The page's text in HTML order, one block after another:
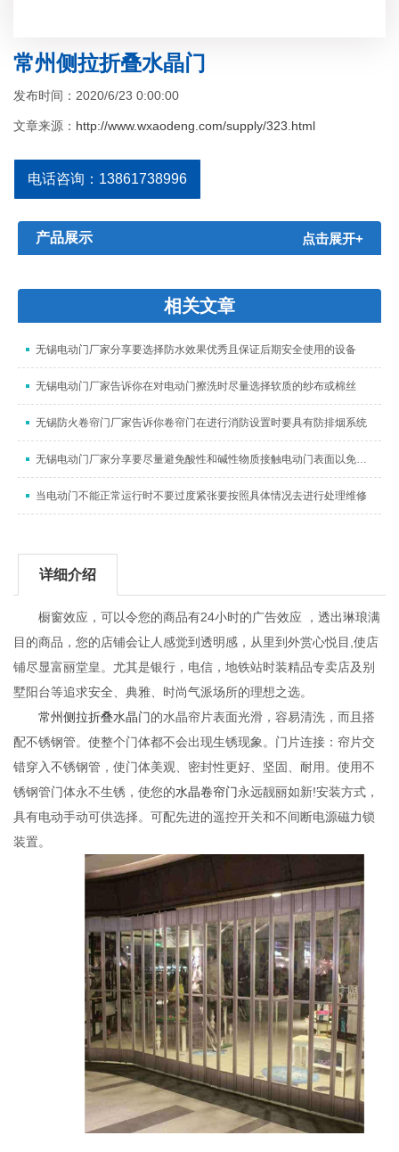
常州侧拉折叠水晶门
发布时间：2020/6/23 0:00:00
文章来源： http://www.wxaodeng.com/supply/323.html
电话咨询：13861738996
产品展示 点击展开+
相关文章
无锡电动门厂家分享要选择防水效果优秀且保证后期安全使用的设备
无锡电动门厂家告诉你在对电动门擦洗时尽量选择软质的纱布或棉丝
无锡防火卷帘门厂家告诉你卷帘门在进行消防设置时要具有防排烟系统
无锡电动门厂家分享要尽量避免酸性和碱性物质接触电动门表面以免造成腐蚀
当电动门不能正常运行时不要过度紧张要按照具体情况去进行处理维修
详细介绍
橱窗效应，可以令您的商品有24小时的广告效应 ，透出琳琅满
目的商品，您的店铺会让人感觉到透明感，从里到外赏心悦目,使店
铺尽显富丽堂皇。尤其是银行，电信，地铁站时装精品专卖店及别
墅阳台等追求安全、典雅、时尚气派场所的理想之选。
常州侧拉折叠水晶门的水晶帘片表面光滑，容易清洗，而且搭
配不锈钢管。使整个门体都不会出现生锈现象。门片连接：帘片交
错穿入不锈钢管，使门体美观、密封性更好、坚固、耐用。使用不
锈钢管门体永不生锈，使您的水晶卷帘门永远靓丽如新!安装方式，
具有电动手动可供选择。可配先进的遥控开关和不间断电源磁力锁
装置。